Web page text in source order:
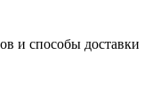
и способы доставки